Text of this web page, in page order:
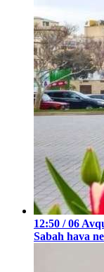
12:50 / 06
Sabah hava